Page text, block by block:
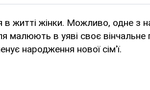
в житті жінки. Можливо, одне з
малюють в уяві своє
народження нової сім'ї.